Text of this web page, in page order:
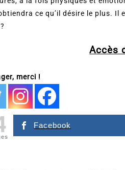
ce qu’il désire le plus.
Accès
merci !
Facebook